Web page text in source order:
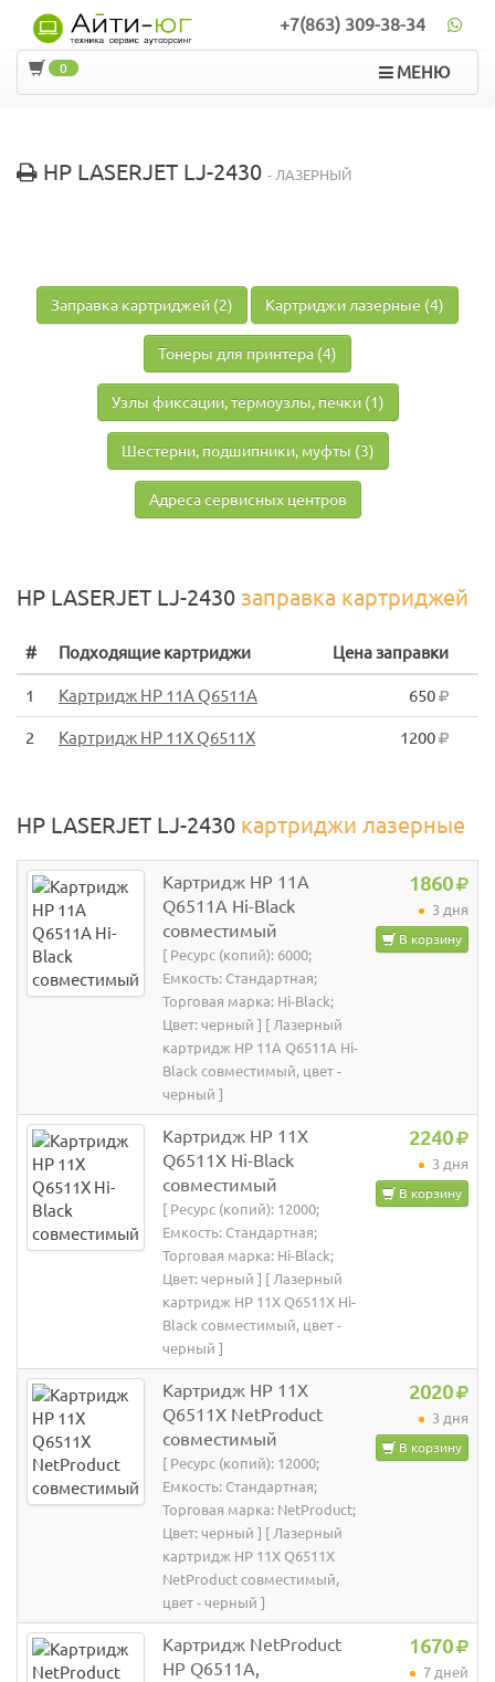
+7(863) 309-38-34
МЕНЮ
0
HP LASERJET LJ-2430 - ЛАЗЕРНЫЙ
Заправка картриджей (2) Картриджи лазерные (4)
Тонеры для принтера (4)
Узлы фиксации, термоузлы, печки (1)
Шестерни, подшипники, муфты (3)
Адреса сервисных центров
HP LASERJET LJ-2430 заправка картриджей
# Подходящие картриджи Цена заправки
1 Картридж HP 11A Q6511A 650
2 Картридж HP 11X Q6511X 1200
HP LASERJET LJ-2430 картриджи лазерные
Картридж HP 11A
Q6511A Hi-Black
совместимый
[ Ресурс (копий): 6000;
Емкость: Стандартная;
Торговая марка: Hi-Black;
Цвет: черный ] [ Лазерный
картридж HP 11A Q6511A Hi-
Black совместимый, цвет -
черный ]
1860
3 дня
В корзину
Картридж HP 11X
Q6511X Hi-Black
совместимый
[ Ресурс (копий): 12000;
Емкость: Стандартная;
Торговая марка: Hi-Black;
Цвет: черный ] [ Лазерный
картридж HP 11X Q6511X Hi-
Black совместимый, цвет -
черный ]
2240
3 дня
В корзину
Картридж HP 11X
Q6511X NetProduct
совместимый
[ Ресурс (копий): 12000;
Емкость: Стандартная;
Торговая марка: NetProduct;
Цвет: черный ] [ Лазерный
картридж HP 11X Q6511X
NetProduct совместимый,
цвет - черный ]
2020
3 дня
В корзину
Картридж NetProduct
HP Q6511A,
1670
7 дней